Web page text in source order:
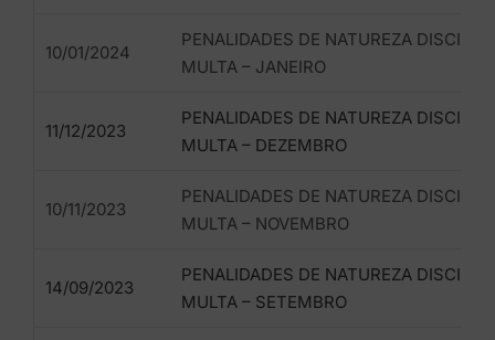
10/01/2024
PENALIDADES DE NATUREZA
MULTA – JANEIRO
11/12/2023
PENALIDADES DE NATUREZA
MULTA – DEZEMBRO
10/11/2023
PENALIDADES DE NATUREZA
MULTA – NOVEMBRO
14/09/2023
PENALIDADES DE NATUREZA
MULTA – SETEMBRO